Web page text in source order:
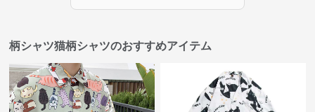
柄シャツ猫柄シャツのおすすめアイテム